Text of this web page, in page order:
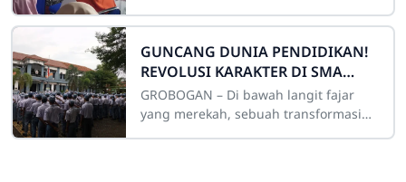
Jumat pagi, 23 Januari 2026. Ribuan
siswa, guru, dan
GUNCANG DUNIA PENDIDIKAN!
REVOLUSI KARAKTER DI SMA
NEGERI 1 GROBOGAN: Mencetak
Generasi Emas Melalui
GROBOGAN – Di bawah langit fajar
yang merekah, sebuah transformasi